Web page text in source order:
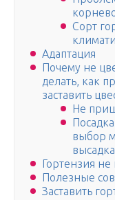
Сорт
Адаптация
Почему не
делать, как
заставить
Не
выбор
Гортензия не
Полезные
Заставить